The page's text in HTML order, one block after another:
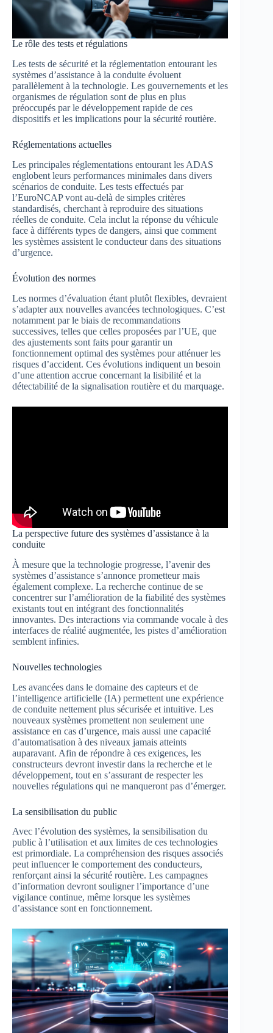
Le rôle des tests et régulations
Les tests de sécurité et la réglementation entourant les
systèmes d’assistance à la conduite évoluent
parallèlement à la technologie. Les gouvernements et les
organismes de régulation sont de plus en plus
préoccupés par le développement rapide de ces
dispositifs et les implications pour la sécurité routière.
Réglementations actuelles
Les principales réglementations entourant les ADAS
englobent leurs performances minimales dans divers
scénarios de conduite. Les tests effectués par
l’EuroNCAP vont au-delà de simples critères
standardisés, cherchant à reproduire des situations
réelles de conduite. Cela inclut la réponse du véhicule
face à différents types de dangers, ainsi que comment
les systèmes assistent le conducteur dans des situations
d’urgence.
Évolution des normes
Les normes d’évaluation étant plutôt flexibles, devraient
s’adapter aux nouvelles avancées technologiques. C’est
notamment par le biais de recommandations
successives, telles que celles proposées par l’UE, que
des ajustements sont faits pour garantir un
fonctionnement optimal des systèmes pour atténuer les
risques d’accident. Ces évolutions indiquent un besoin
d’une attention accrue concernant la lisibilité et la
détectabilité de la signalisation routière et du marquage.
La perspective future des systèmes d’assistance à la
conduite
À mesure que la technologie progresse, l’avenir des
systèmes d’assistance s’annonce prometteur mais
également complexe. La recherche continue de se
concentrer sur l’amélioration de la fiabilité des systèmes
existants tout en intégrant des fonctionnalités
innovantes. Des interactions via commande vocale à des
interfaces de réalité augmentée, les pistes d’amélioration
semblent infinies.
Nouvelles technologies
Les avancées dans le domaine des capteurs et de
l’intelligence artificielle (IA) permettent une expérience
de conduite nettement plus sécurisée et intuitive. Les
nouveaux systèmes promettent non seulement une
assistance en cas d’urgence, mais aussi une capacité
d’automatisation à des niveaux jamais atteints
auparavant. Afin de répondre à ces exigences, les
constructeurs devront investir dans la recherche et le
développement, tout en s’assurant de respecter les
nouvelles régulations qui ne manqueront pas d’émerger.
La sensibilisation du public
Avec l’évolution des systèmes, la sensibilisation du
public à l’utilisation et aux limites de ces technologies
est primordiale. La compréhension des risques associés
peut influencer le comportement des conducteurs,
renforçant ainsi la sécurité routière. Les campagnes
d’information devront souligner l’importance d’une
vigilance continue, même lorsque les systèmes
d’assistance sont en fonctionnement.